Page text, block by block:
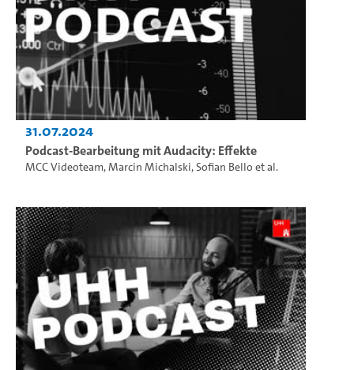
31.07.2024
Podcast-Bearbeitung mit Audacity: Effekte
MCC Videoteam,Marcin Michalski,Sofian Bello et al.